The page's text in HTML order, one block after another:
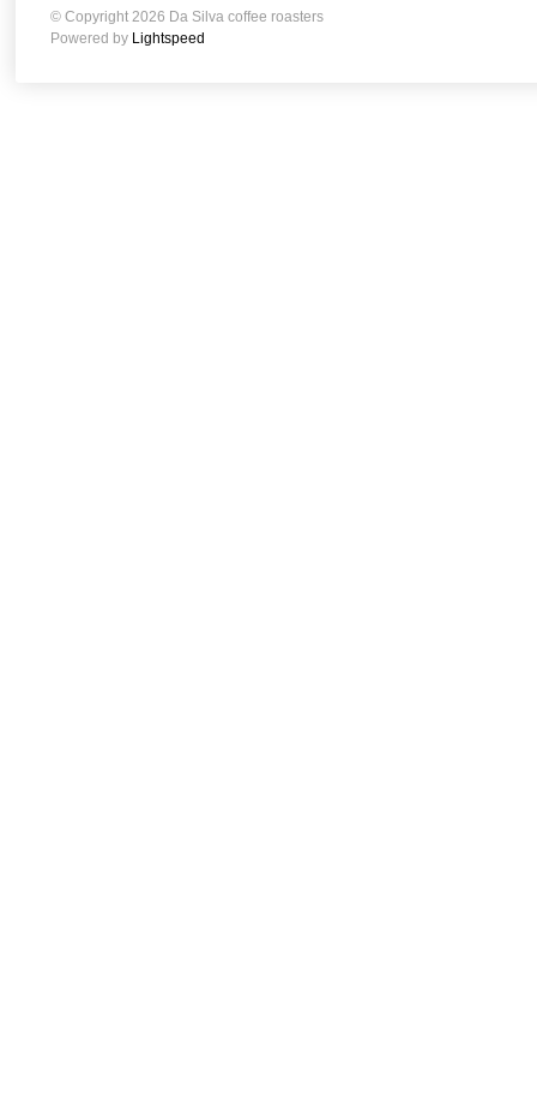
© Copyright 2026 Da Silva coffee roasters
Powered by Lightspeed